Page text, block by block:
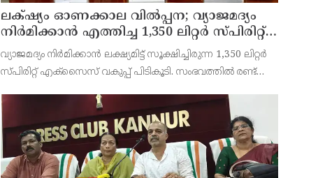
ലക്‌ഷ്യം ഓണക്കാല വിൽപ്പന; വ്യാജമദ്യം
നിർമിക്കാൻ എത്തിച്ച 1,350 ലിറ്റർ സ്പിരിറ്റ്
പിടികൂടി; രണ്ട് പേർ അറസ്റ്റിൽ
വ്യാജമദ്യം നിർമിക്കാൻ ലക്ഷ്യമിട്ട് സൂക്ഷിച്ചിരുന്ന 1,350 ലിറ്റർ
സ്പിരിറ്റ് എക്സൈസ് വകുപ്പ് പിടികൂടി. സംഭവത്തിൽ രണ്ട്
അങ്കമാലിയിലെ കോട്ടക്കുളങ്ങരയിലെ ഹോളോബ്രിക